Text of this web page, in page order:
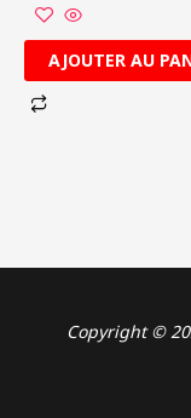
AJOUTER AU
Copyright ©